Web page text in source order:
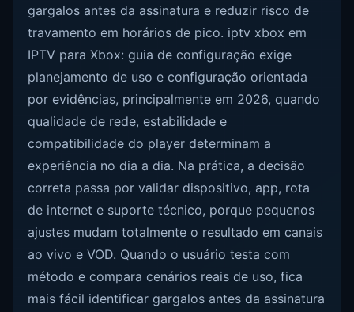
gargalos antes da assinatura e reduzir risco de
travamento em horários de pico. iptv xbox em
IPTV para Xbox: guia de configuração exige
planejamento de uso e configuração orientada
por evidências, principalmente em 2026, quando
qualidade de rede, estabilidade e
compatibilidade do player determinam a
experiência no dia a dia. Na prática, a decisão
correta passa por validar dispositivo, app, rota
de internet e suporte técnico, porque pequenos
ajustes mudam totalmente o resultado em canais
ao vivo e VOD. Quando o usuário testa com
método e compara cenários reais de uso, fica
mais fácil identificar gargalos antes da assinatura